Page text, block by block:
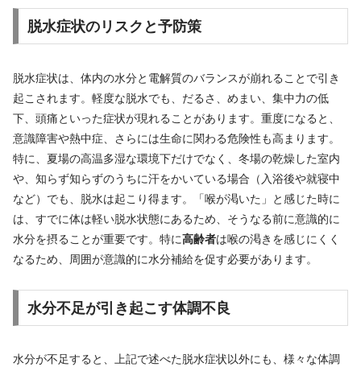
脱水症状のリスクと予防策
脱水症状は、体内の水分と電解質のバランスが崩れることで引き
起こされます。軽度な脱水でも、だるさ、めまい、集中力の低
下、頭痛といった症状が現れることがあります。重度になると、
意識障害や熱中症、さらには生命に関わる危険性も高まります。
特に、夏場の高温多湿な環境下だけでなく、冬場の乾燥した室内
や、知らず知らずのうちに汗をかいている場合（入浴後や就寝中
など）でも、脱水は起こり得ます。「喉が渇いた」と感じた時に
は、すでに体は軽い脱水状態にあるため、そうなる前に意識的に
水分を摂ることが重要です。特に高齢者は喉の渇きを感じにくく
なるため、周囲が意識的に水分補給を促す必要があります。
水分不足が引き起こす体調不良
水分が不足すると、上記で述べた脱水症状以外にも、様々な体調